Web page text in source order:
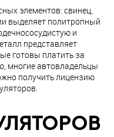
элементов: свинец,
выделяет политропный
и
представляет
готовы платить за
многие автовладельцы
получить лицензию